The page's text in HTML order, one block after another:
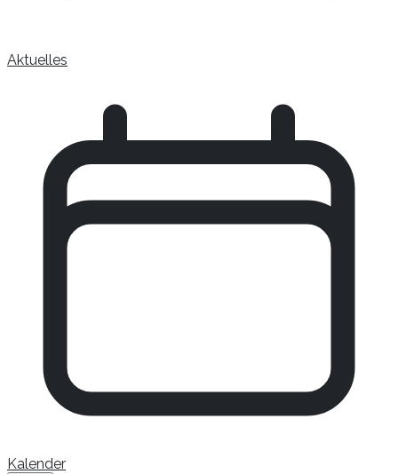
Aktuelles
Kalender